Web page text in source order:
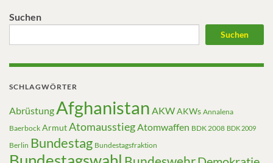
Suchen
Suchen
SCHLAGWÖRTER
Abrüstung Afghanistan AKWAKWs Annalena
Baerbock ArmutAtomausstiegAtomwaffen BDK 2008 BDK 2009
Berlin Bundestag Bundestagsfraktion